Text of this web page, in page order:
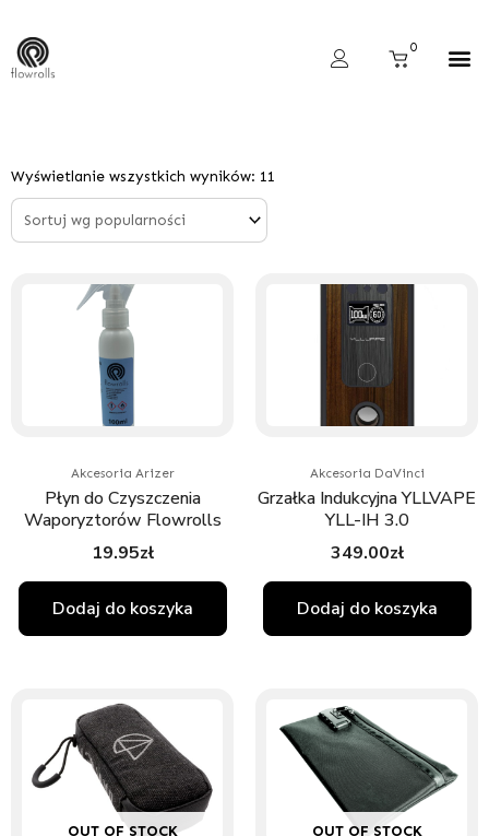
content
0
Cart
Wyświetlanie wszystkich wyników: 11
Akcesoria Arizer
Płyn do Czyszczenia
Waporyztorów Flowrolls
19.95zł
Dodaj do koszyka
Akcesoria DaVinci
Grzałka Indukcyjna YLLVAPE
YLL-IH 3.0
349.00zł
Dodaj do koszyka
OUT OF STOCK OUT OF STOCK